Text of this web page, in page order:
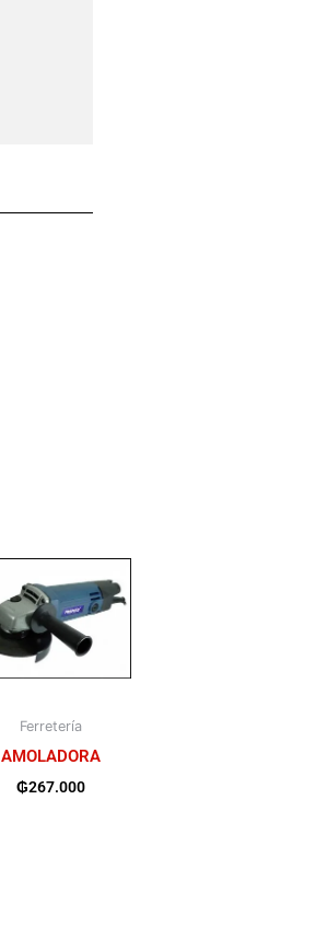
Ferretería
AMOLADORA
₲267.000